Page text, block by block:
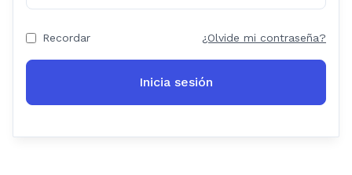
Recordar ¿Olvide mi contraseña?